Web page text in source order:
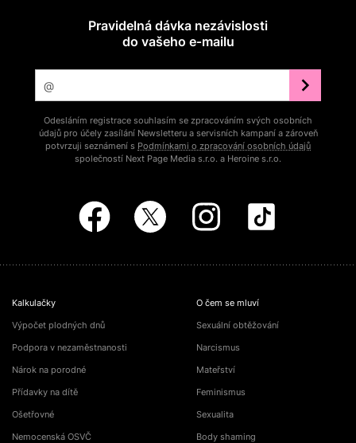
Pravidelná dávka nezávislosti
do vašeho e‑mailu
Odesláním registrace souhlasím se zpracováním svých osobních
údajů pro účely zasílání Newsletteru a servisních kampaní a zároveň
potvrzuji seznámení s Podmínkami o zpracování osobních údajů
společností Next Page Media s.r.o. a Heroine s.r.o.
Kalkulačky
Výpočet plodných dnů
Podpora v nezaměstnanosti
Nárok na porodné
Přídavky na dítě
Ošetřovné
Nemocenská OSVČ
O čem se mluví
Sexuální obtěžování
Narcismus
Mateřství
Feminismus
Sexualita
Body shaming